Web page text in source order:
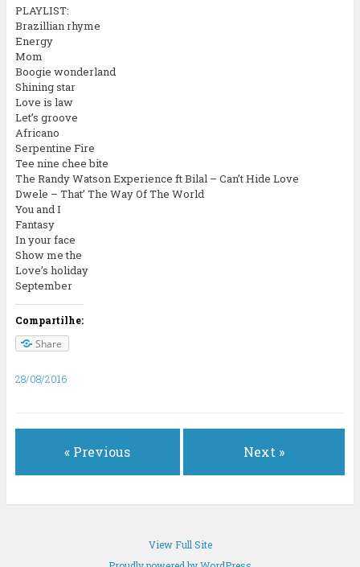
PLAYLIST:
Brazillian rhyme
Energy
Mom
Boogie wonderland
Shining star
Love is law
Let’s groove
Africano
Serpentine Fire
Tee nine chee bite
The Randy Watson Experience ft Bilal – Can’t Hide Love
Dwele – That’ The Way Of The World
You and I
Fantasy
In your face
Show me the
Love’s holiday
September
Compartilhe:
Share
28/08/2016
« Previous Next »
View Full Site